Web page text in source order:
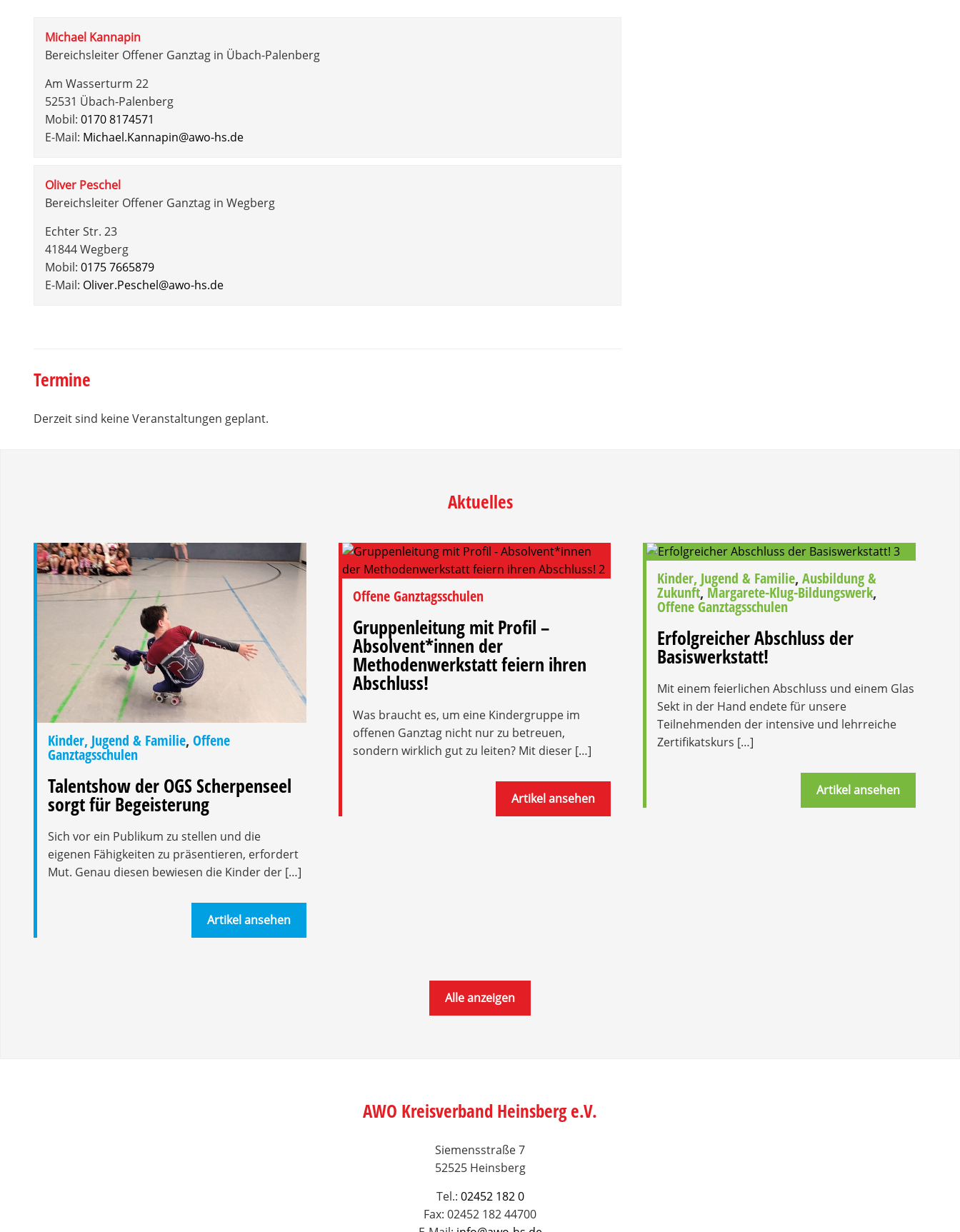
Michael Kannapin
Bereichsleiter Offener Ganztag in Übach-Palenberg
Am Wasserturm 22
52531 Übach-Palenberg
Mobil: 0170 8174571
E-Mail: Michael.Kannapin@awo-hs.de
Oliver Peschel
Bereichsleiter Offener Ganztag in Wegberg
Echter Str. 23
41844 Wegberg
Mobil: 0175 7665879
E-Mail: Oliver.Peschel@awo-hs.de
Termine
Derzeit sind keine Veranstaltungen geplant.
Aktuelles
Kinder, Jugend & Familie, Offene
Ganztagsschulen
Talentshow der OGS Scherpenseel
sorgt für Begeisterung
Sich vor ein Publikum zu stellen und die
eigenen Fähigkeiten zu präsentieren, erfordert
Mut. Genau diesen bewiesen die Kinder der […]
Artikel ansehen
Offene Ganztagsschulen
Gruppenleitung mit Profil –
Absolvent*innen der
Methodenwerkstatt feiern ihren
Abschluss!
Was braucht es, um eine Kindergruppe im
offenen Ganztag nicht nur zu betreuen,
sondern wirklich gut zu leiten? Mit dieser […]
Artikel ansehen
Kinder, Jugend & Familie,Ausbildung &
Zukunft, Margarete-Klug-Bildungswerk,
Offene Ganztagsschulen
Erfolgreicher Abschluss der
Basiswerkstatt!
Mit einem feierlichen Abschluss und einem Glas
Sekt in der Hand endete für unsere
Teilnehmenden der intensive und lehrreiche
Zertifikatskurs […]
Artikel ansehen
Alle anzeigen
AWO Kreisverband Heinsberg e.V.
Siemensstraße 7
52525 Heinsberg
Tel.: 02452 182 0
Fax: 02452 182 44700